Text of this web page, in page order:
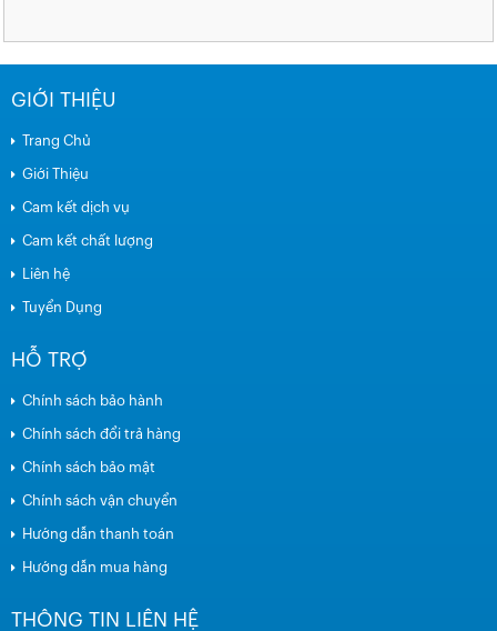
GIỚI THIỆU
Trang Chủ
Giới Thiệu
Cam kết dịch vụ
Cam kết chất lượng
Liên hệ
Tuyển Dụng
HỖ TRỢ
Chính sách bảo hành
Chính sách đổi trả hàng
Chính sách bảo mật
Chính sách vận chuyển
Hướng dẫn thanh toán
Hướng dẫn mua hàng
THÔNG TIN LIÊN HỆ